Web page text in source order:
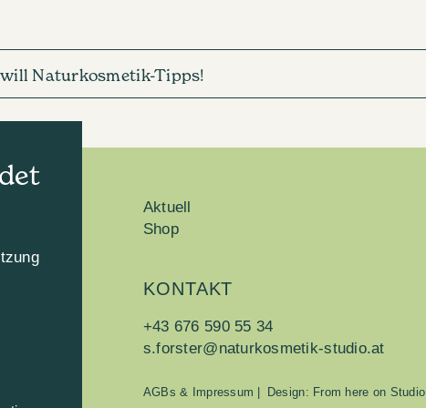
will Naturkosmetik-Tipps!
Aktuell
Shop
KONTAKT
+43 676 590 55 34
s.forster@naturkosmetik-studio.at
AGBs & Impressum | Design: From here on Studio